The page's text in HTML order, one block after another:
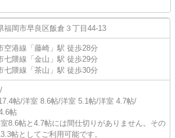
福岡市早良区飯倉 ３丁目44-13
空港線 「 藤崎 」駅 徒歩28分
七隈線 「 金山 」駅 徒歩29分
七隈線 「 茶山 」駅 徒歩30分
帖/洋室 8.6帖/洋室 5.1帖/洋室 4.7帖/
帖
8.6帖と4.7帖には間仕切りがありません。その
帖としてご利用可能です。